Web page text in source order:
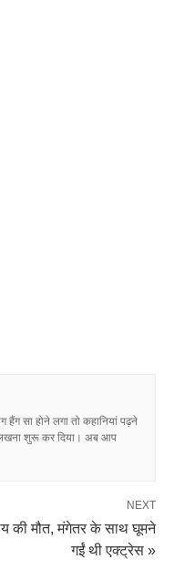
हैंग सा होने लगा तो कहानियां पढ़ने
शुरू कर दिया। अब आप
NEXT
की मौत, मंगेतर के साथ घूमने
गईं थी एक्ट्रेस »